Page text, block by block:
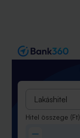
Lakáshitel
Hitel összege (Ft)